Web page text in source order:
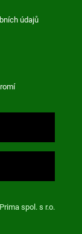
údajů
spol. s r.o.